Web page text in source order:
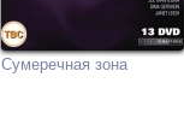
Сумеречная зона